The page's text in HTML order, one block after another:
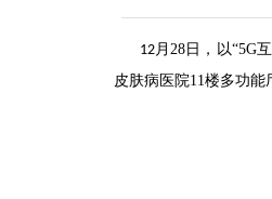
12月28日，以“5G
皮肤病医院11楼多功能